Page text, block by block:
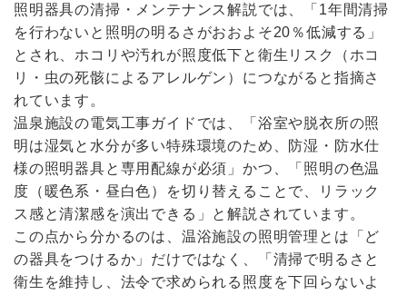
照明器具の清掃・メンテナンス解説では、「1年間清掃
を行わないと照明の明るさがおおよそ20％低減する」
とされ、ホコリや汚れが照度低下と衛生リスク（ホコ
リ・虫の死骸によるアレルゲン）につながると指摘さ
れています。
温泉施設の電気工事ガイドでは、「浴室や脱衣所の照
明は湿気と水分が多い特殊環境のため、防湿・防水仕
様の照明器具と専用配線が必須」かつ、「照明の色温
度（暖色系・昼白色）を切り替えることで、リラック
ス感と清潔感を演出できる」と解説されています。
この点から分かるのは、温浴施設の照明管理とは「ど
の器具をつけるか」だけではなく、「清掃で明るさと
衛生を維持し、法令で求められる照度を下回らないよ